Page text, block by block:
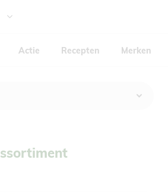
Actie Recepten Merken